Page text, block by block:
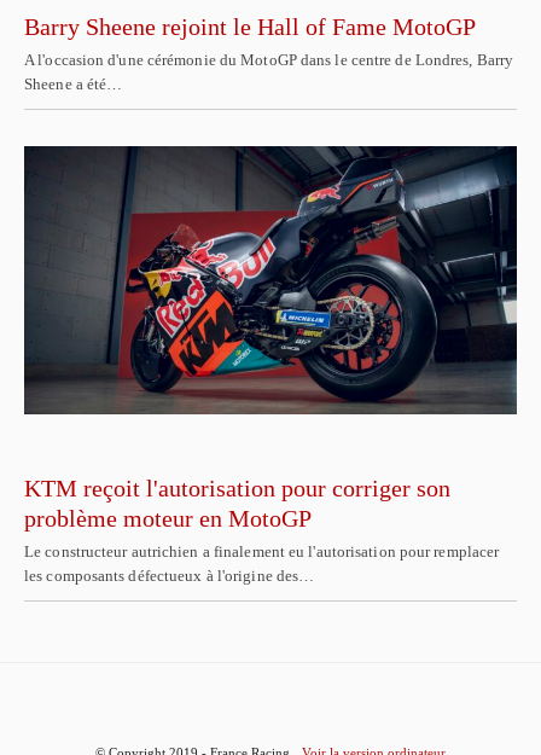
Barry Sheene rejoint le Hall of Fame MotoGP
A l'occasion d'une cérémonie du MotoGP dans le centre de Londres, Barry
Sheene a été…
KTM reçoit l'autorisation pour corriger son
problème moteur en MotoGP
Le constructeur autrichien a finalement eu l'autorisation pour remplacer
les composants défectueux à l'origine des…